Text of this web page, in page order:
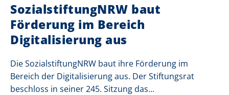
SozialstiftungNRW baut
Förderung im Bereich
Digitalisierung aus
Die SozialstiftungNRW baut ihre Förderung im
Bereich der Digitalisierung aus. Der Stiftungsrat
beschloss in seiner 245. Sitzung das...